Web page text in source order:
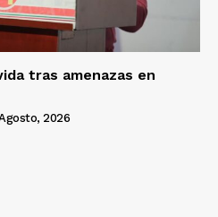
tras amenazas en
2026